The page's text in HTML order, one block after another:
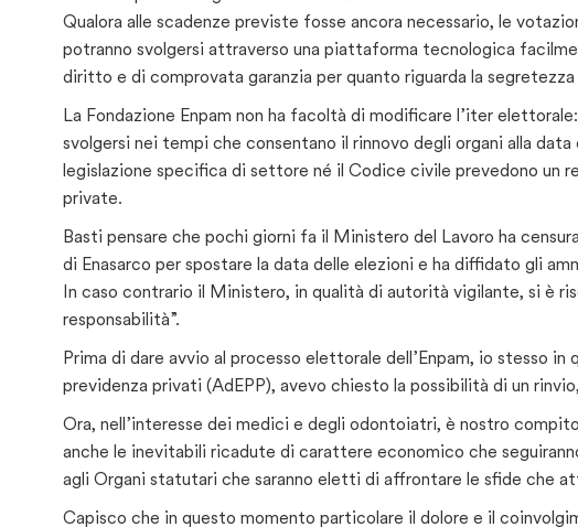
Qualora alle scadenze previste fosse ancora necessario, le
potranno svolgersi attraverso una piattaforma tecnologica
diritto e di comprovata garanzia per quanto riguarda la
La Fondazione Enpam non ha facoltà di modificare l’iter
svolgersi nei tempi che consentano il rinnovo degli organi alla
legislazione specifica di settore né il Codice civile prevedono un
private.
Basti pensare che pochi giorni fa il Ministero del Lavoro ha
di Enasarco per spostare la data delle elezioni e ha diffidato gli
In caso contrario il Ministero, in qualità di autorità vigilante, si è
responsabilità”.
Prima di dare avvio al processo elettorale dell’Enpam, io stesso
previdenza privati (AdEPP), avevo chiesto la possibilità di un
Ora, nell’interesse dei medici e degli odontoiatri, è nostro
anche le inevitabili ricadute di carattere economico che
agli Organi statutari che saranno eletti di affrontare le sfide che
Capisco che in questo momento particolare il dolore e il